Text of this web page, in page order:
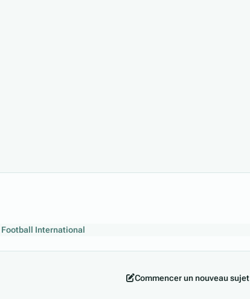
Football International
Commencer un nouveau sujet